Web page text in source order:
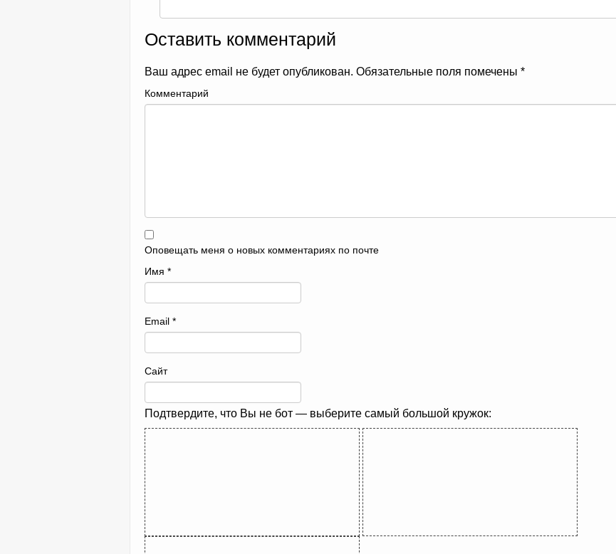
Оставить комментарий
Ваш адрес email не будет опубликован. Обязательные поля помечены *
Комментарий
Оповещать меня о новых комментариях по почте
Имя *
Email *
Сайт
Подтвердите, что Вы не бот — выберите самый большой кружок: